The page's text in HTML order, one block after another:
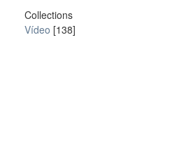
Collections
Vídeo [138]